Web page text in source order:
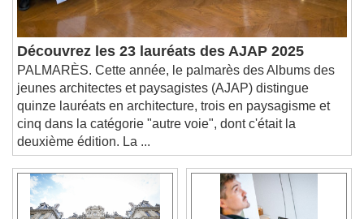
subtitles settings
, opens subtitles
settings dialog
subtitles off
, selected
Audio Track
Picture-in-Picture
Fullscreen
This is a modal window.
Beginning of dialog window. Escape will cancel
and close the window.
Text
Color Opacity
Découvrez les 23 lauréats des AJAP 2025
PALMARÈS. Cette année, le palmarès des Albums des
jeunes architectes et paysagistes (AJAP) distingue
quinze lauréats en architecture, trois en paysagisme et
cinq dans la catégorie "autre voie", dont c'était la
deuxième édition. La ...